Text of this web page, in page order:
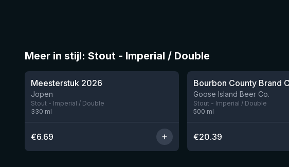
Meer in stijl: Stout - Imperial / Double
★3.95
Meesterstuk 2026
Jopen
Stout - Imperial / Double
330 ml
€6.69
★4.3
Goose Island Beer Co.
Stout - Imperial / Double
500 ml
€20.39